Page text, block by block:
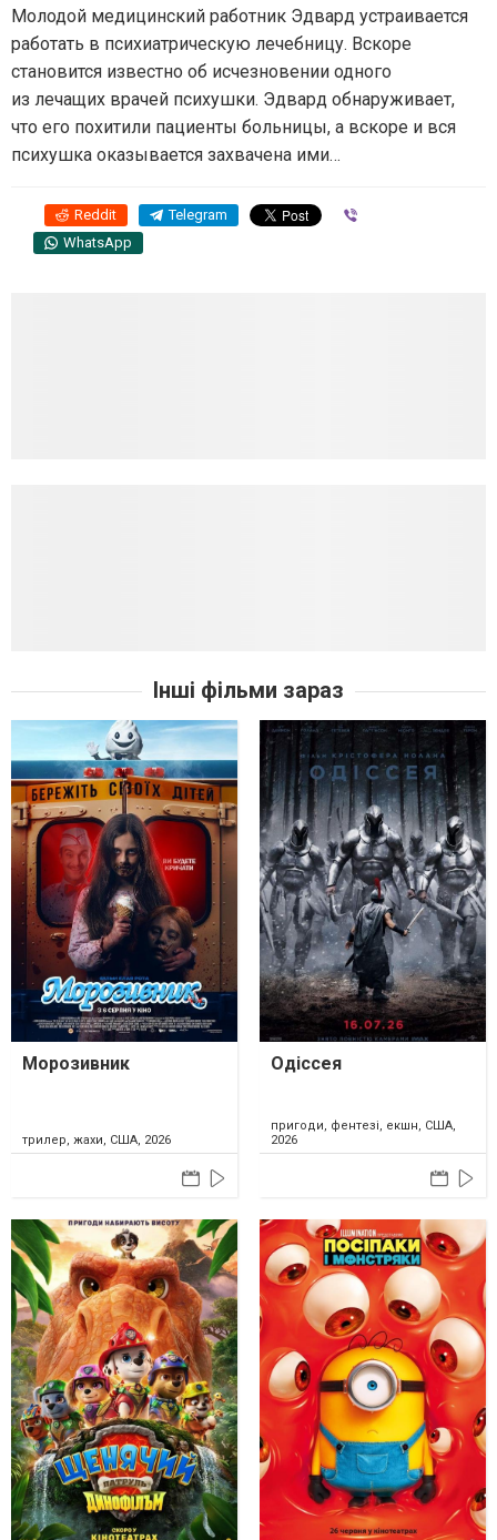
Молодой медицинский работник Эдвард устраивается
работать в психиатрическую лечебницу. Вскоре
становится известно об исчезновении одного
из лечащих врачей психушки. Эдвард обнаруживает,
что его похитили пациенты больницы, а вскоре и вся
психушка оказывается захвачена ими…
Reddit Telegram
WhatsApp
Інші фільми зараз
Морозивник
трилер, жахи, США, 2026
Одіссея
пригоди, фентезі, екшн, США,
2026